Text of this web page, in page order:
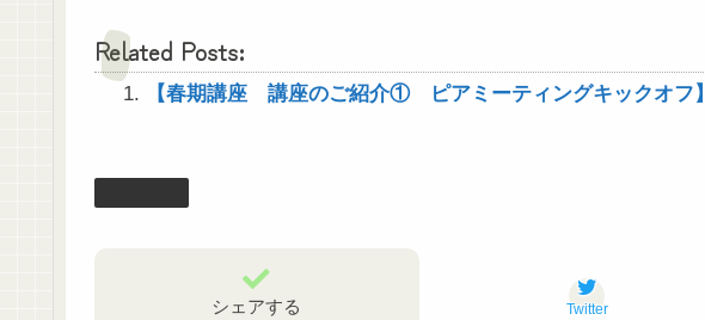
Related Posts:
【春期講座 講座のご紹介① ピアミーティングキックオフ】
シェアする Twitter